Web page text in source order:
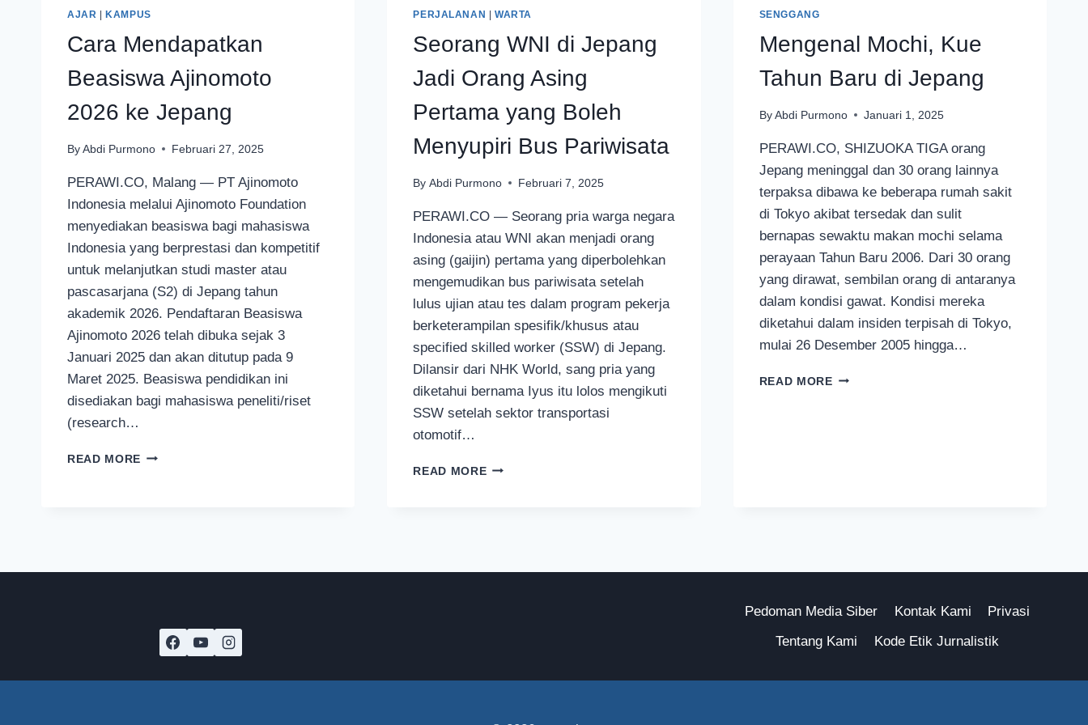
AJAR KAMPUS
Cara Mendapatkan
Beasiswa Ajinomoto
2026 ke Jepang
By Abdi Purmono Februari 27, 2025
PERAWI.CO, Malang — PT Ajinomoto
Indonesia melalui Ajinomoto Foundation
menyediakan beasiswa bagi mahasiswa
Indonesia yang berprestasi dan kompetitif
untuk melanjutkan studi master atau
pascasarjana (S2) di Jepang tahun
akademik 2026. Pendaftaran Beasiswa
Ajinomoto 2026 telah dibuka sejak 3
Januari 2025 dan akan ditutup pada 9
Maret 2025. Beasiswa pendidikan ini
disediakan bagi mahasiswa peneliti/riset
(research…
READ MORE CARA
PERJALANAN |WARTA
Seorang WNI di Jepang
Jadi Orang Asing
Pertama yang Boleh
Menyupiri Bus Pariwisata
By Abdi Purmono Februari 7, 2025
PERAWI.CO — Seorang pria warga negara
Indonesia atau WNI akan menjadi orang
asing (gaijin) pertama yang diperbolehkan
mengemudikan bus pariwisata setelah
lulus ujian atau tes dalam program pekerja
berketerampilan spesifik/khusus atau
specified skilled worker (SSW) di Jepang.
Dilansir dari NHK World, sang pria yang
diketahui bernama Iyus itu lolos mengikuti
SSW setelah sektor transportasi
otomotif…
READ MORESEORANG
SENGGANG
Mengenal Mochi, Kue
Tahun Baru di Jepang
By Abdi Purmono Januari 1, 2025
PERAWI.CO, SHIZUOKA TIGA orang
Jepang meninggal dan 30 orang lainnya
terpaksa dibawa ke beberapa rumah sakit
di Tokyo akibat tersedak dan sulit
bernapas sewaktu makan mochi selama
perayaan Tahun Baru 2006. Dari 30 orang
yang dirawat, sembilan orang di antaranya
dalam kondisi gawat. Kondisi mereka
diketahui dalam insiden terpisah di Tokyo,
mulai 26 Desember 2005 hingga…
READ MOREMENGENAL
Pedoman Media Siber Kontak Kami
Privasi
Tentang Kami
Kode Etik Jurnalistik